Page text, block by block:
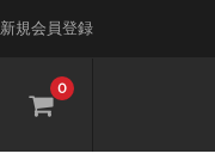
新規会員登録
0